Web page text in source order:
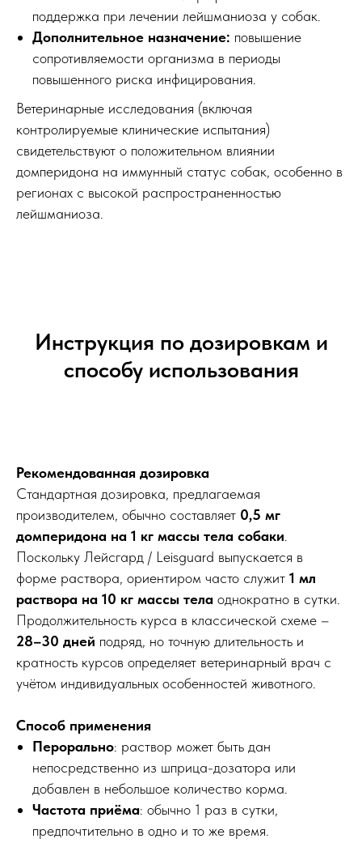
поддержка при лечении лейшманиоза у собак.
Дополнительное назначение: повышение
сопротивляемости организма в периоды
повышенного риска инфицирования.
Ветеринарные исследования (включая
контролируемые клинические испытания)
свидетельствуют о положительном влиянии
домперидона на иммунный статус собак, особенно в
регионах с высокой распространенностью
лейшманиоза.
Инструкция по дозировкам и
способу использования
Рекомендованная дозировка
Стандартная дозировка, предлагаемая
производителем, обычно составляет 0,5 мг
домперидона на 1 кг массы тела собаки.
Поскольку Лейсгард / Leisguard выпускается в
форме раствора, ориентиром часто служит 1 мл
раствора на 10 кг массы тела однократно в сутки.
Продолжительность курса в классической схеме –
28–30 дней подряд, но точную длительность и
кратность курсов определяет ветеринарный врач с
учётом индивидуальных особенностей животного.
Способ применения
Перорально: раствор может быть дан
непосредственно из шприца-дозатора или
добавлен в небольшое количество корма.
Частота приёма: обычно 1 раз в сутки,
предпочтительно в одно и то же время.